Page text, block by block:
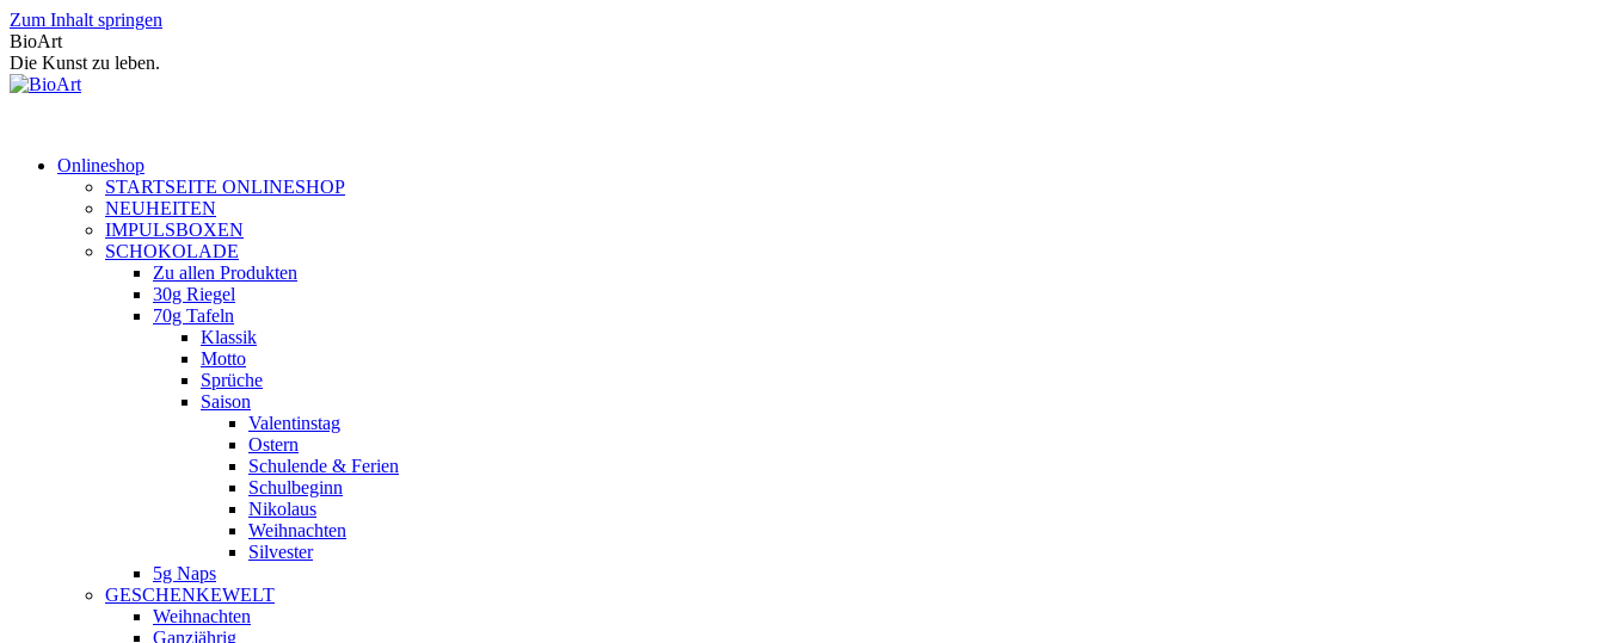
Zum Inhalt springen
BioArt
Die Kunst zu leben.
Onlineshop
STARTSEITE ONLINESHOP
NEUHEITEN
IMPULSBOXEN
SCHOKOLADE
Zu allen Produkten
30g Riegel
70g Tafeln
Klassik
Motto
Sprüche
Saison
Valentinstag
Ostern
Schulende & Ferien
Schulbeginn
Nikolaus
Weihnachten
Silvester
5g Naps
GESCHENKEWELT
Weihnachten
Ganzjährig